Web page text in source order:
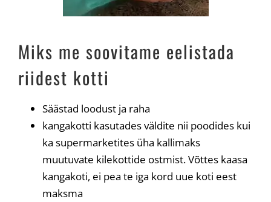
Miks me soovitame eelistada
riidest kotti
Säästad loodust ja raha
kangakotti kasutades väldite nii poodides kui
ka supermarketites üha kallimaks
muutuvate kilekottide ostmist. Võttes kaasa
kangakoti, ei pea te iga kord uue koti eest
maksma